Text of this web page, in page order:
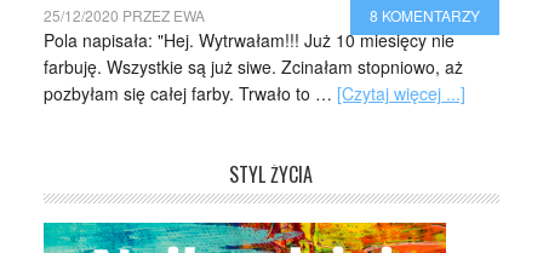
25/12/2020 PRZEZ EWA 8 KOMENTARZY
Pola napisała: "Hej. Wytrwałam!!! Już 10 miesięcy nie
farbuję. Wszystkie są już siwe. Zcinałam stopniowo, aż
pozbyłam się całej farby. Trwało to … [Czytaj więcej ...]
STYL ŻYCIA